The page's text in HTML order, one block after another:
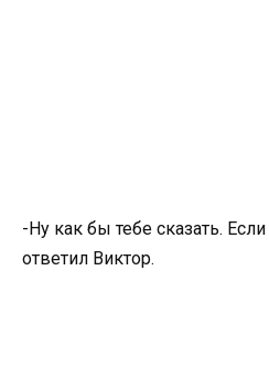
-Ну как бы тебе сказать.
ответил Виктор.